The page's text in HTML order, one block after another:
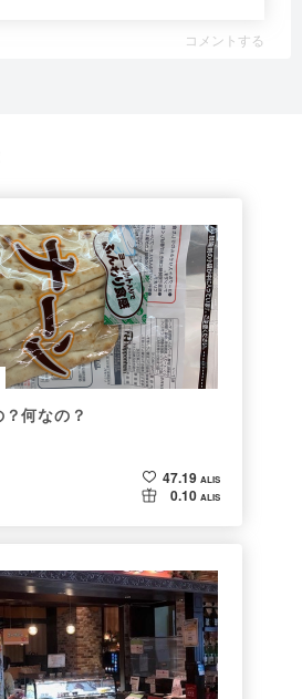
コメントする
何なの？
47.19 ALIS
0.10 ALIS